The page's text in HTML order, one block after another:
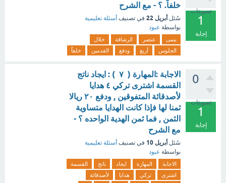
تصويتات
1
إجابة
خلفاً. ؟ - مع الشرح
سُئل أبريل 22 في تصنيف أسئلة تعليمية
بواسطة عبود
ينمى عنصر الرشاقة
خلال
الجلوس
أربع ودفع القدمين خلفاً
0
تصويتات
1
إجابة
الاجابة :المهارة ( ٧ ) : ايجاد ناتج
القسمة اشترى تركي ٤ هدايا
لأصدقائة المتفوقين , ودفع ٢٠ ريالا
ثمنا لها فإذا كانت الهدايا متساوية
الثمن , فما ثمن الهدية الواحده ؟ -
مع الشرح
سُئل أبريل 10 في تصنيف أسئلة تعليمية
بواسطة عبود
الاجابة المهارة ايجاد ناتج
القسمة
اشترى
تركي هدايا
لأصدقائة